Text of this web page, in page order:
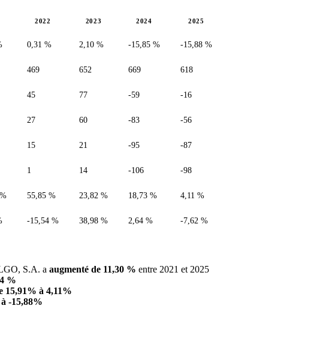
2022 2023 2024 2025
0,31 % 2,10 % -15,85 % -15,88 %
469 652 669 618
45 77 -59 -16
27 60 -83 -56
15 21 -95 -87
1 14 -106 -98
55,85 % 23,82 % 18,73 % 4,11 %
-15,54 % 38,98 % 2,64 % -7,62 %
S.A. a augmenté de 11,30 % entre 2021 et 2025
%
15,91% à 4,11%
à -15,88%